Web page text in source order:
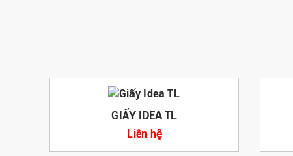
GIẤY IDEA TL
Liên hệ